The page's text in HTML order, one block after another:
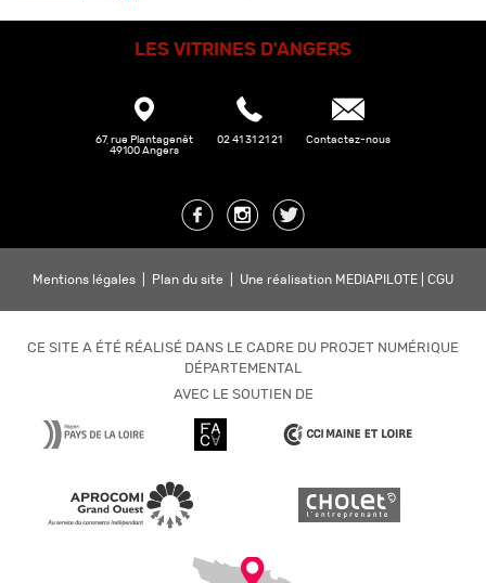
LES VITRINES D'ANGERS
67, rue Plantagenêt
49100 Angers
02 41 31 21 21 Contactez-nous
Mentions légales Plan du site Une réalisation MEDIAPILOTE CGU
CE SITE A ÉTÉ RÉALISÉ DANS LE CADRE DU PROJET NUMÉRIQUE
DÉPARTEMENTAL
AVEC LE SOUTIEN DE